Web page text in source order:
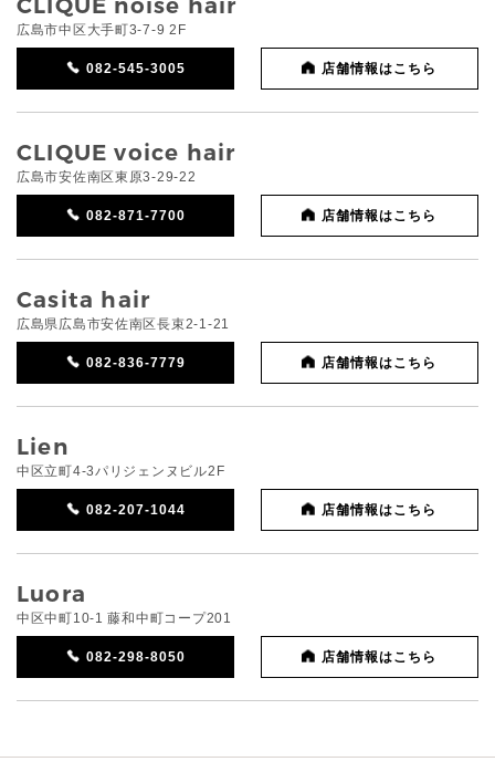
CLIQUE noise hair
広島市中区大手町3-7-9 2F
082-545-3005 店舗情報はこちら
CLIQUE voice hair
広島市安佐南区東原3-29-22
082-871-7700 店舗情報はこちら
Casita hair
広島県広島市安佐南区長束2-1-21
082-836-7779 店舗情報はこちら
Lien
中区立町4-3パリジェンヌビル2F
082-207-1044 店舗情報はこちら
Luora
中区中町10-1 藤和中町コープ201
082-298-8050 店舗情報はこちら